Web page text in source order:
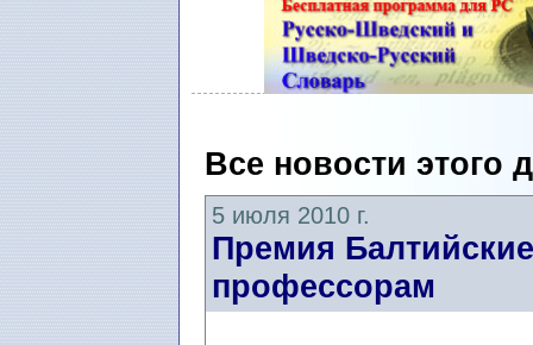
Все новости этого
5 июля 2010 г.
Премия
профессорам